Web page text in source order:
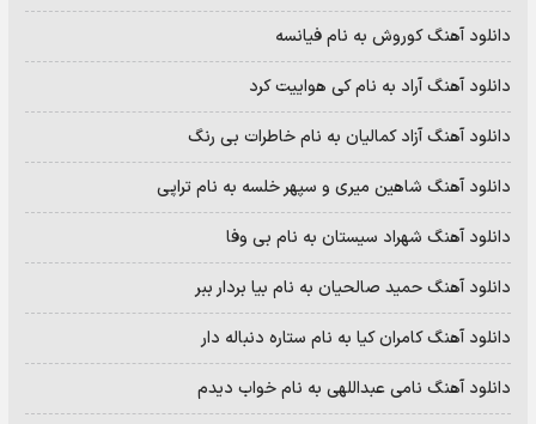
دانلود آهنگ کوروش به نام فیانسه
دانلود آهنگ آراد به نام کی هواییت کرد
دانلود آهنگ آزاد کمالیان به نام خاطرات بی رنگ
دانلود آهنگ شاهین میری و سپهر خلسه به نام تراپی
دانلود آهنگ شهراد سیستان به نام بی وفا
دانلود آهنگ حمید صالحیان به نام بیا بردار ببر
دانلود آهنگ کامران کیا به نام ستاره دنباله دار
دانلود آهنگ نامی عبداللهی به نام خواب دیدم